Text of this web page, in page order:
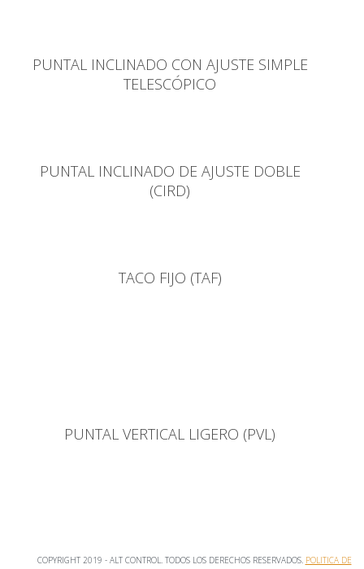
PUNTAL INCLINADO CON AJUSTE SIMPLE
TELESCÓPICO
PUNTAL INCLINADO DE AJUSTE DOBLE
(CIRD)
TACO FIJO (TAF)
PUNTAL VERTICAL LIGERO (PVL)
COPYRIGHT 2019 - ALT CONTROL. TODOS LOS DERECHOS RESERVADOS. POLITICA DE